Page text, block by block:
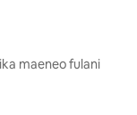
maeneo fulani